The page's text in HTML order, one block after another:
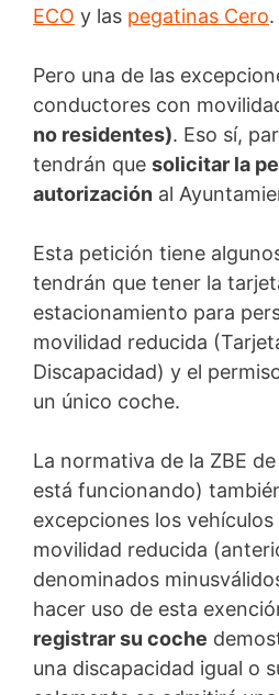
ECO y las pegatinas Cero.
Pero una de las
conductores con
no residentes). Eso sí,
tendrán que solicitar la
autorización al
Esta petición tiene
tendrán que tener la
estacionamiento para
movilidad reducida
Discapacidad) y el
un único coche.
La normativa de la ZBE
está funcionando)
excepciones los
movilidad reducida
denominados
hacer uso de esta
registrar su coche
una discapacidad igual o